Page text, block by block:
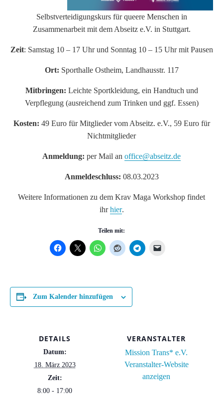
Selbstverteidigungskurs für queere Menschen in
Zusammenarbeit mit dem Abseitz e.V. in Stuttgart.
Zeit: Samstag 10 – 17 Uhr und Sonntag 10 – 15 Uhr mit Pausen
Ort: Sporthalle Ostheim, Landhausstr. 117
Mitbringen: Leichte Sportkleidung, ein Handtuch und
Verpflegung (ausreichend zum Trinken und ggf. Essen)
Kosten: 49 Euro für Mitglieder vom Abseitz. e.V., 59 Euro für
Nichtmitglieder
Anmeldung: per Mail an office@abseitz.de
Anmeldeschluss: 08.03.2023
Weitere Informationen zu dem Krav Maga Workshop findet
ihrhier.
Teilen mit:
Zum Kalender hinzufügen
DETAILS
Datum:
18. März 2023
Zeit:
8:00 - 17:00
VERANSTALTER
Mission Trans* e.V.
Veranstalter-Website
anzeigen